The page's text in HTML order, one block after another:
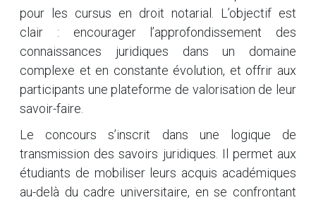
pour les cursus en droit notarial. L’objectif est
clair : encourager l’approfondissement des
connaissances juridiques dans un domaine
complexe et en constante évolution, et offrir aux
participants une plateforme de valorisation de leur
savoir-faire.
Le concours s’inscrit dans une logique de
transmission des savoirs juridiques. Il permet aux
étudiants de mobiliser leurs acquis académiques
au-delà du cadre universitaire, en se confrontant